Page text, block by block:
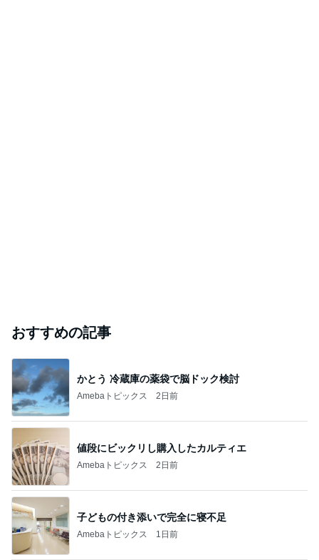
おすすめの記事
かとう 冷蔵庫の薬袋で脳ドック検討
Amebaトピックス 2日前
値段にビックリし購入したカルティエ
Amebaトピックス 2日前
子どもの付き添いで完全に寝不足
Amebaトピックス 1日前